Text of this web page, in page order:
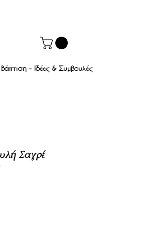
– Ιδέες & Συμβουλές
Σαγρέ